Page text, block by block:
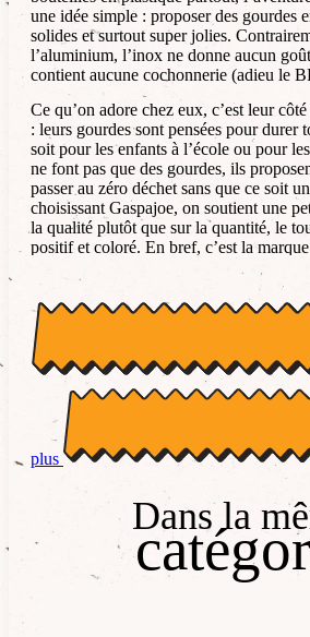
une idée simple : proposer des gourdes
solides et surtout super jolies.
l’aluminium, l’inox ne donne aucun
contient aucune cochonnerie (adieu le
Ce qu’on adore chez eux, c’est leur
: leurs gourdes sont pensées pour durer
soit pour les enfants à l’école ou pour
ne font pas que des gourdes, ils
passer au zéro déchet sans que ce soit
choisissant Gaspajoe, on soutient une
la qualité plutôt que sur la quantité, le
positif et coloré. En bref, c’est la
plus
Dans la